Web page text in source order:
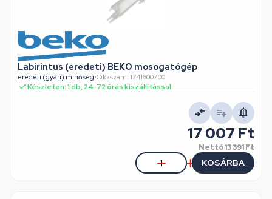
Labirintus (eredeti) BEKO mosogatógép
eredeti (gyári) minőség•Cikkszám: 1741600700
Készleten: 1 db, 24-72 órás kiszállítással
17 007 Ft
Nettó13 391 Ft
KOSÁRBA